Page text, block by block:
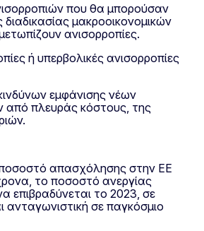
που θα μπορούσαν
μακροοικονομικών
ανισορροπίες.
ή υπερβολικές ανισορροπίες
εμφάνισης νέων
από πλευράς κόστους, της
ποσοστό απασχόλησης στην ΕΕ
το ποσοστό ανεργίας
επιβραδύνεται το 2023, σε
ανταγωνιστική σε παγκόσμιο